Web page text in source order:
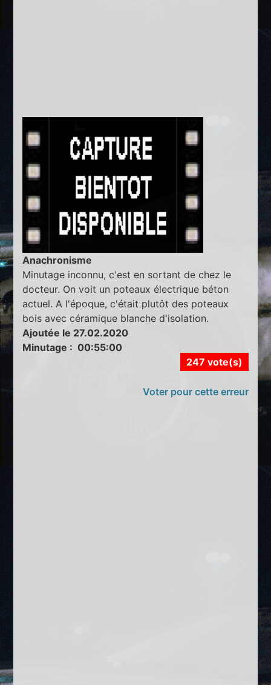
Anachronisme
Minutage inconnu, c'est en sortant de chez le
docteur. On voit un poteaux électrique béton
actuel. A l'époque, c'était plutôt des poteaux
bois avec céramique blanche d'isolation.
Ajoutée le 27.02.2020
Minutage : 00:55:00
247 vote(s)
Voter pour cette erreur